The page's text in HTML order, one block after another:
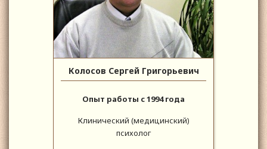
Колосов Сергей Григорьевич
Опыт работы с 1994 года
Клинический (медицинский)
психолог